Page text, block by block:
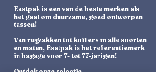
Eastpak is een van de beste merken als
het gaat om duurzame, goed ontworpen
tassen!
Van rugzakken tot koffers in alle soorten
en maten, Esatpak is het referentiemerk
in bagage voor 7- tot 77-jarigen!
Ontdek onze selectie...